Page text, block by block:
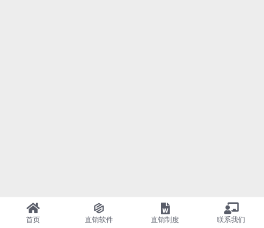
首页 直销软件 直销制度 联系我们